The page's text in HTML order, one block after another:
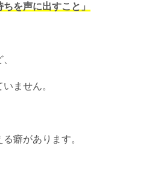
を声に出すこと」
ません。
癖があります。